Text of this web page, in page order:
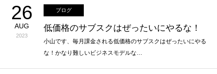
26
AUG
2023
ブログ
低価格のサブスクはぜったいにやるな！
小山です、毎月課金される低価格のサブスクはぜったいにやる
な！かなり難しいビジネスモデルな…